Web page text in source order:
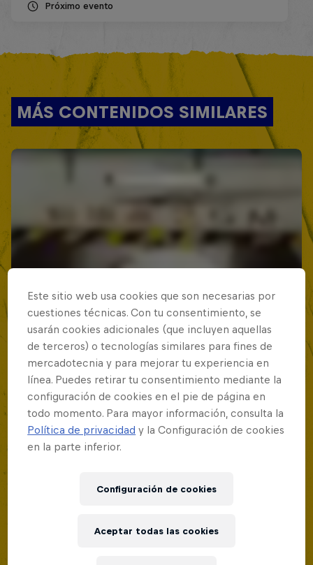
Próximo evento
MÁS CONTENIDOS SIMILARES
Este sitio web usa cookies que son necesarias por
cuestiones técnicas. Con tu consentimiento, se
usarán cookies adicionales (que incluyen aquellas
de terceros) o tecnologías similares para fines de
mercadotecnia y para mejorar tu experiencia en
línea. Puedes retirar tu consentimiento mediante la
configuración de cookies en el pie de página en
todo momento. Para mayor información, consulta la
Política de privacidad y la Configuración de cookies
en la parte inferior.
Configuración de cookies
Aceptar todas las cookies